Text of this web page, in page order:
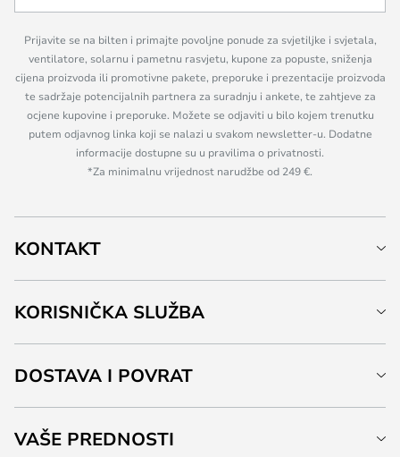
Prijavite se na bilten i primajte povoljne ponude za svjetiljke i svjetala,
ventilatore, solarnu i pametnu rasvjetu, kupone za popuste, sniženja
cijena proizvoda ili promotivne pakete, preporuke i prezentacije proizvoda
te sadržaje potencijalnih partnera za suradnju i ankete, te zahtjeve za
ocjene kupovine i preporuke. Možete se odjaviti u bilo kojem trenutku
putem odjavnog linka koji se nalazi u svakom newsletter-u. Dodatne
informacije dostupne su u pravilima o privatnosti.
*Za minimalnu vrijednost narudžbe od 249 €.
KONTAKT
KORISNIČKA SLUŽBA
DOSTAVA I POVRAT
VAŠE PREDNOSTI